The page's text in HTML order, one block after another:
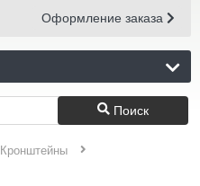
Оформление заказа
Поиск
Кронштейны